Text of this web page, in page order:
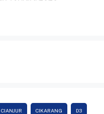
CIANJUR CIKARANG D3